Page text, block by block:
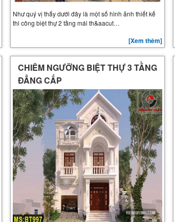
Như quý vị thấy dưới đây là một số hình ảnh thiết kế
thi công biệt thự 2 tầng mái th&aacut…
[Xem thêm]
CHIÊM NGƯỠNG BIỆT THỰ 3 TẦNG
ĐẲNG CẤP